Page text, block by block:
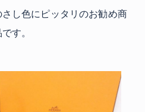
さし色にピッタリのお勧め商
す。